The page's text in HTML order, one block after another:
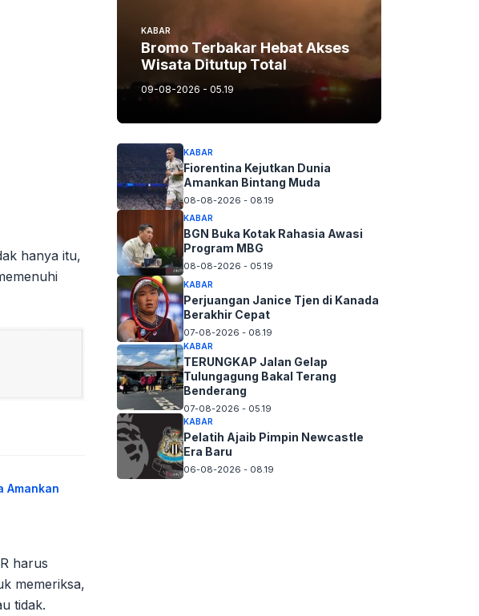
hanya itu,
Amankan
harus
memeriksa,
tidak.
KABAR
Bromo Terbakar Hebat Akses
Wisata Ditutup Total
09-08-2026 - 05.19
KABAR
Fiorentina Kejutkan Dunia
Amankan Bintang Muda
08-08-2026 - 08.19
KABAR
BGN Buka Kotak Rahasia Awasi
Program MBG
08-08-2026 - 05.19
KABAR
Perjuangan Janice Tjen di Kanada
Berakhir Cepat
07-08-2026 - 08.19
KABAR
TERUNGKAP Jalan Gelap
Tulungagung Bakal Terang
Benderang
07-08-2026 - 05.19
KABAR
Pelatih Ajaib Pimpin Newcastle
Era Baru
06-08-2026 - 08.19